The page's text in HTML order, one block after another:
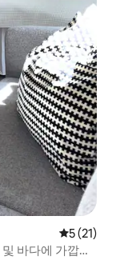
평점 5점
5 (21)
바다에 가깝습